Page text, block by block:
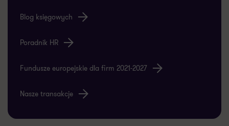
Blog księgowych
Poradnik HR
Fundusze europejskie dla firm 2021-2027
Nasze transakcje